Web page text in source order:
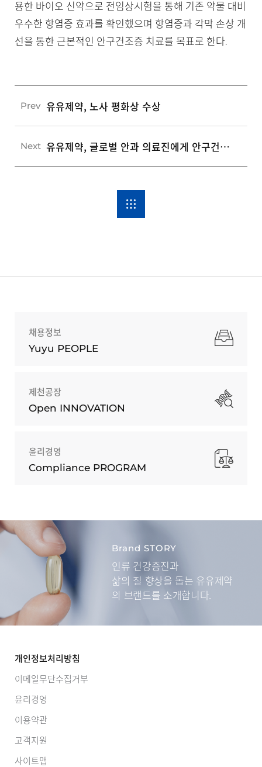
용한 바이오 신약으로 전임상시험을 통해 기존 약물 대비
우수한 항염증 효과를 확인했으며 항염증과 각막 손상 개
선을 통한 근본적인 안구건조증 치료를 목표로 한다.
Prev 유유제약, 노사 평화상 수상
Next 유유제약, 글로벌 안과 의료진에게 안구건조증 신약 파이프라인 홍보
채용정보
Yuyu PEOPLE
제천공장
Open INNOVATION
윤리경영
Compliance PROGRAM
Brand STORY
인류 건강증진과
삶의 질 향상을 돕는 유유제약
의 브랜드를 소개합니다.
개인정보처리방침
이메일무단수집거부
윤리경영
이용약관
고객지원
사이트맵